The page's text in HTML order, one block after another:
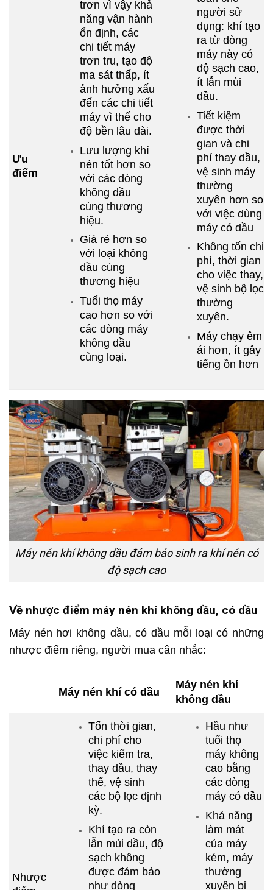
Ưu
điểm
trơn vì vậy khả
năng vận hành
ổn định, các
chi tiết máy
trơn tru, tạo độ
ma sát thấp, ít
ảnh hưởng xấu
đến các chi tiết
máy vì thế cho
độ bền lâu dài.
Lưu lượng khí
nén tốt hơn so
với các dòng
không dầu
cùng thương
hiệu.
Giá rẻ hơn so
với loại không
dầu cùng
thương hiệu
Tuổi thọ máy
cao hơn so với
các dòng máy
không dầu
cùng loại.
người sử
dụng: khí tạo
ra từ dòng
máy này có
độ sạch cao,
ít lẫn mùi
dầu.
Tiết kiệm
được thời
gian và chi
phí thay dầu,
vệ sinh máy
thường
xuyên hơn so
với việc dùng
máy có dầu
Không tốn chi
phí, thời gian
cho việc thay,
vệ sinh bộ lọc
thường
xuyên.
Máy chạy êm
ái hơn, ít gây
tiếng ồn hơn
Máy nén khí không dầu đảm bảo sinh ra khí nén có
độ sạch cao
Về nhược điểm máy nén khí không dầu, có dầu
Máy nén hơi không dầu, có dầu mỗi loại có những
nhược điểm riêng, người mua cân nhắc:
Máy nén khí có dầu
Máy nén khí
không dầu
Nhược
Tốn thời gian,
chi phí cho
việc kiểm tra,
thay dầu, thay
thế, vệ sinh
các bộ lọc định
kỳ.
Khí tạo ra còn
lẫn mùi dầu, độ
sạch không
được đảm bảo
như dòng
Hầu như
tuổi thọ
máy không
cao bằng
các dòng
máy có dầu
Khả năng
làm mát
của máy
kém, máy
thường
xuyên bị